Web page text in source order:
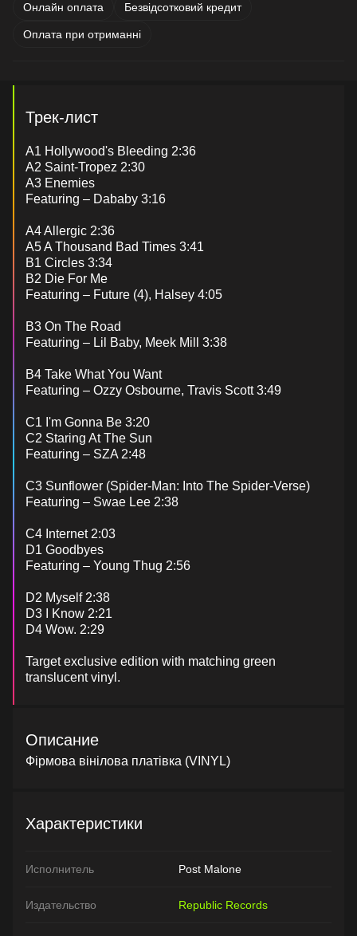
Онлайн оплата Безвідсотковий кредит
Оплата при отриманні
Трек-лист
A1 Hollywood's Bleeding 2:36
A2 Saint-Tropez 2:30
A3 Enemies
Featuring – Dababy 3:16
A4 Allergic 2:36
A5 A Thousand Bad Times 3:41
B1 Circles 3:34
B2 Die For Me
Featuring – Future (4), Halsey 4:05
B3 On The Road
Featuring – Lil Baby, Meek Mill 3:38
B4 Take What You Want
Featuring – Ozzy Osbourne, Travis Scott 3:49
C1 I'm Gonna Be 3:20
C2 Staring At The Sun
Featuring – SZA 2:48
C3 Sunflower (Spider-Man: Into The Spider-Verse)
Featuring – Swae Lee 2:38
C4 Internet 2:03
D1 Goodbyes
Featuring – Young Thug 2:56
D2 Myself 2:38
D3 I Know 2:21
D4 Wow. 2:29
Target exclusive edition with matching green
translucent vinyl.
Описание
Фірмова вінілова платівка (VINYL)
Характеристики
Исполнитель Post Malone
Издательство Republic Records